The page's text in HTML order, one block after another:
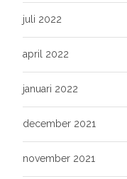
juli 2022
april 2022
januari 2022
december 2021
november 2021